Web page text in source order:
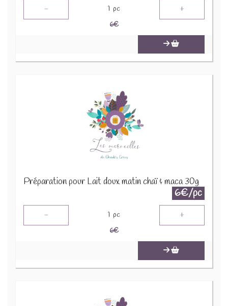
- 1 pc +
6€
Préparation pour Lait doux matin chaï & maca 30g
6€/pc
- 1 pc +
6€